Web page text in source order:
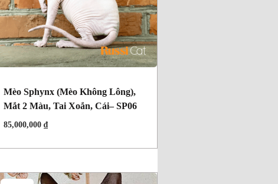
Mèo Sphynx (mèo Không Lông),
Mắt 2 Màu, Tai Xoắn, Cái– SP06
85,000,000 ₫